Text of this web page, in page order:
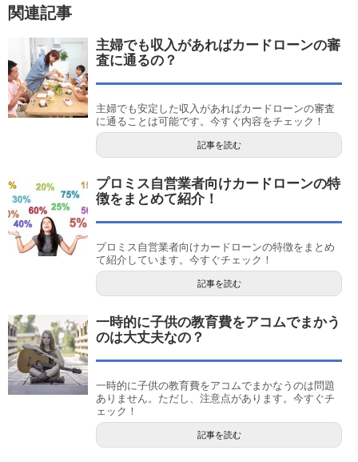
関連記事
主婦でも収入があればカードローンの審
査に通るの？
主婦でも安定した収入があればカードローンの審査
に通ることは可能です。今すぐ内容をチェック！
記事を読む
プロミス自営業者向けカードローンの特
徴をまとめて紹介！
プロミス自営業者向けカードローンの特徴をまとめ
て紹介しています。今すぐチェック！
記事を読む
一時的に子供の教育費をアコムでまかう
のは大丈夫なの？
一時的に子供の教育費をアコムでまかなうのは問題
ありません。ただし、注意点があります。今すぐチ
ェック！
記事を読む